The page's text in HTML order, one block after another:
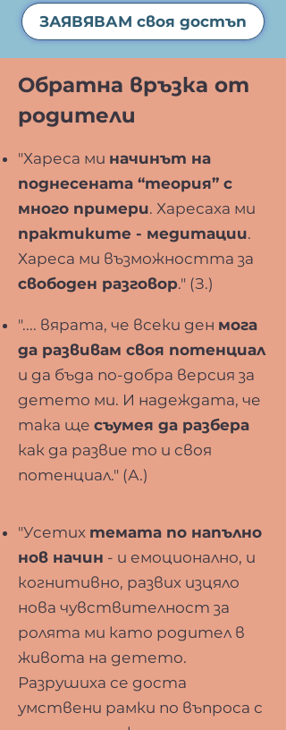
ЗАЯВЯВАМ своя достъп
Обратна връзка от
родители
"Хареса ми начинът на
поднесената “теория” с
много примери. Харесаха ми
практиките - медитации.
Хареса ми възможността за
свободен разговор." (З.)
".... вярата, че всеки ден мога
да развивам своя потенциал
и да бъда по-добра версия за
детето ми. И надеждата, че
така ще съумея да разбера
как да развие то и своя
потенциал." (А.)
"Усетих темата по напълно
нов начин - и емоционално, и
когнитивно, развих изцяло
нова чувствителност за
ролята ми като родител в
живота на детето.
Разрушиха се доста
умствени рамки по въпроса с